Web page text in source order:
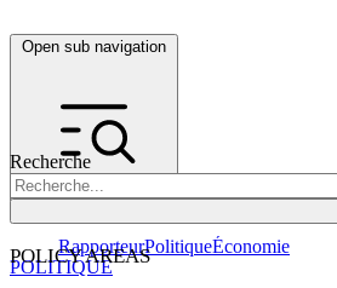
Open sub navigation
Recherche
POLICY AREAS
RapporteurPolitiqueÉconomie
POLITIQUE